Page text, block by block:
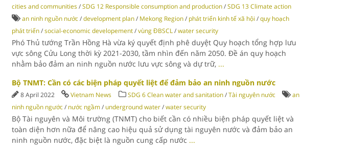
cities and communities/SDG 12 Responsible consumption and production/SDG 13 Climate action
an ninh nguồn nước/development plan/ Mekong Region/ phát triển kinh tế xã hội /quy hoạch
phát triển/social-economic developement/vùng ĐBSCL/water security
Phó Thủ tướng Trần Hồng Hà vừa ký quyết định phê duyệt Quy hoạch tổng hợp lưu
vực sông Cửu Long thời kỳ 2021-2030, tầm nhìn đến năm 2050. Đề án quy hoạch
nhằm bảo đảm an ninh nguồn nước lưu vực sông và dự trữ, ...
Bộ TNMT: Cần có các biện pháp quyết liệt để đảm bảo an ninh nguồn nước
8 April 2022 Vietnam News SDG 6 Clean water and sanitation/Tài nguyên nước
an
ninh nguồn ngước/ nước ngầm/ underground water/water security
Bộ Tài nguyên và Môi trường (TNMT) cho biết cần có nhiều biện pháp quyết liệt và
toàn diện hơn nữa để nâng cao hiệu quả sử dụng tài nguyên nước và đảm bảo an
ninh nguồn nước, đặc biệt là nguồn cung cấp nước ...